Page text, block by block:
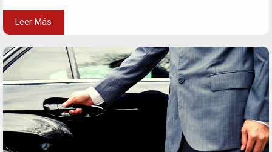
Leer Más